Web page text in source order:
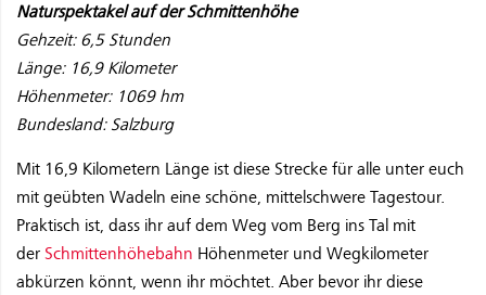
Naturspektakel auf der Schmittenhöhe
Gehzeit: 6,5 Stunden
Länge: 16,9 Kilometer
Höhenmeter: 1069 hm
Bundesland: Salzburg
Mit 16,9 Kilometern Länge ist diese Strecke für alle unter euch
mit geübten Wadeln eine schöne, mittelschwere Tagestour.
Praktisch ist, dass ihr auf dem Weg vom Berg ins Tal mit
der Schmittenhöhebahn Höhenmeter und Wegkilometer
abkürzen könnt, wenn ihr möchtet. Aber bevor ihr diese